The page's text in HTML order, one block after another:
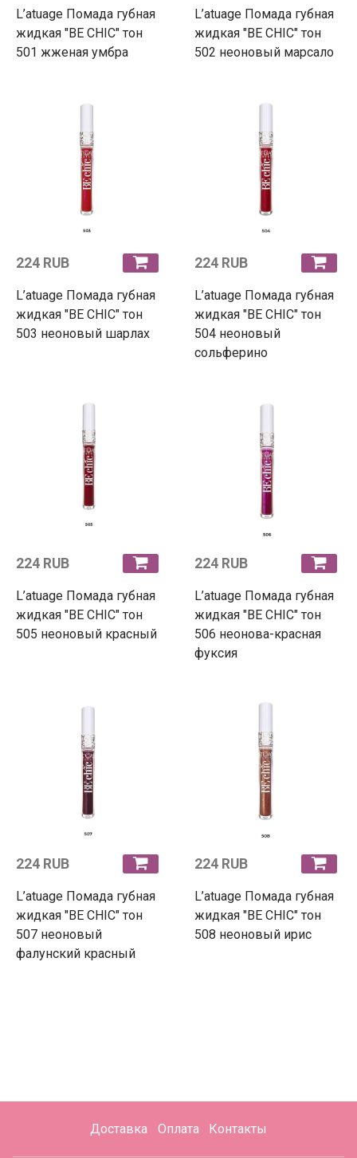
L’atuage Помада губная
жидкая "BE CHIC" тон
501 жженая умбра
L’atuage Помада губная
жидкая "BE CHIC" тон
502 неоновый марсало
224 RUB
L’atuage Помада губная
жидкая "BE CHIC" тон
503 неоновый шарлах
224 RUB
L’atuage Помада губная
жидкая "BE CHIC" тон
504 неоновый
сольферино
224 RUB
L’atuage Помада губная
жидкая "BE CHIC" тон
505 неоновый красный
224 RUB
L’atuage Помада губная
жидкая "BE CHIC" тон
506 неонова-красная
фуксия
224 RUB
L’atuage Помада губная
жидкая "BE CHIC" тон
507 неоновый
фалунский красный
224 RUB
L’atuage Помада губная
жидкая "BE CHIC" тон
508 неоновый ирис
Доставка Оплата Контакты